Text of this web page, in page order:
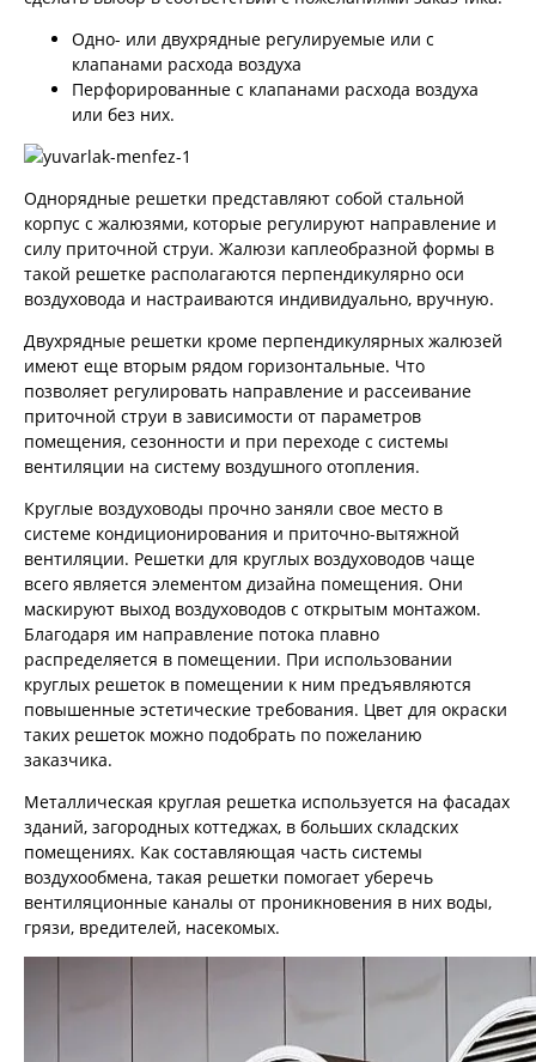
Одно- или двухрядные регулируемые или с
клапанами расхода воздуха
Перфорированные с клапанами расхода воздуха
или без них.
Однорядные решетки представляют собой стальной
корпус с жалюзями, которые регулируют направление и
силу приточной струи. Жалюзи каплеобразной формы в
такой решетке располагаются перпендикулярно оси
воздуховода и настраиваются индивидуально, вручную.
Двухрядные решетки кроме перпендикулярных жалюзей
имеют еще вторым рядом горизонтальные. Что
позволяет регулировать направление и рассеивание
приточной струи в зависимости от параметров
помещения, сезонности и при переходе с системы
вентиляции на систему воздушного отопления.
Круглые воздуховоды прочно заняли свое место в
системе кондиционирования и приточно-вытяжной
вентиляции. Решетки для круглых воздуховодов чаще
всего является элементом дизайна помещения. Они
маскируют выход воздуховодов с открытым монтажом.
Благодаря им направление потока плавно
распределяется в помещении. При использовании
круглых решеток в помещении к ним предъявляются
повышенные эстетические требования. Цвет для окраски
таких решеток можно подобрать по пожеланию
заказчика.
Металлическая круглая решетка используется на фасадах
зданий, загородных коттеджах, в больших складских
помещениях. Как составляющая часть системы
воздухообмена, такая решетки помогает уберечь
вентиляционные каналы от проникновения в них воды,
грязи, вредителей, насекомых.